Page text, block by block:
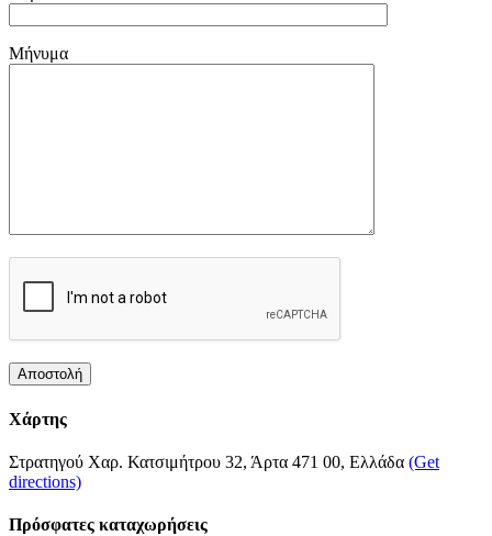
Μήνυμα
Χάρτης
Στρατηγού Χαρ. Κατσιμήτρου 32, Άρτα 471 00, Ελλάδα (Get
directions)
Πρόσφατες καταχωρήσεις